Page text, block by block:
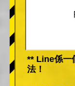
** Line係一
法！